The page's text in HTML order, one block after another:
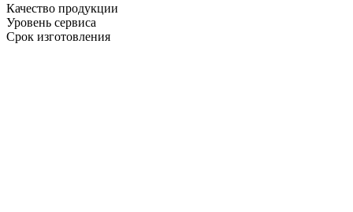
Качество продукции
Уровень сервиса
Срок изготовления